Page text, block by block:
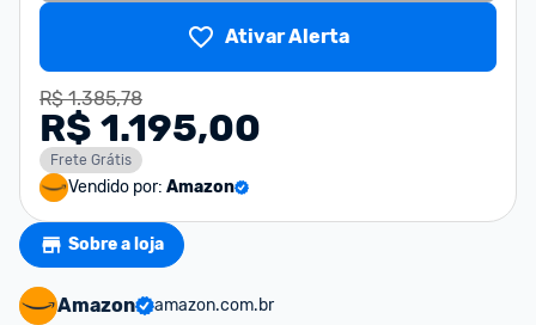
Ativar Alerta
R$ 1.385,78
R$ 1.195,00
Frete Grátis
Vendido por: Amazon
Sobre a loja
Amazon
amazon.com.br